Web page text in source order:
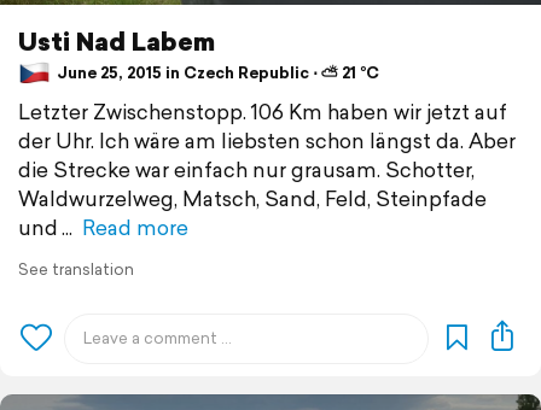
Usti Nad Labem
June 25, 2015 in Czech Republic ⋅ ⛅ 21 °C
Letzter Zwischenstopp. 106 Km haben wir jetzt auf
der Uhr. Ich wäre am liebsten schon längst da. Aber
die Strecke war einfach nur grausam. Schotter,
Waldwurzelweg, Matsch, Sand, Feld, Steinpfade
und
Read more
See translation